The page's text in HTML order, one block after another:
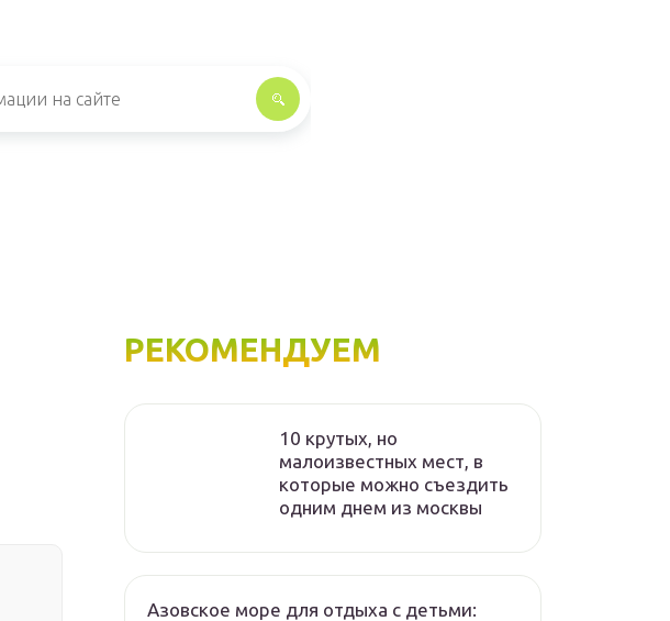
РЕКОМЕНДУЕМ
10 крутых, но
малоизвестных мест, в
которые можно съездить
одним днем из москвы
Азовское море для отдыха с детьми: